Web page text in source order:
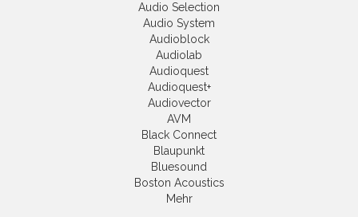
Audio Selection
Audio System
Audioblock
Audiolab
Audioquest
Audioquest+
Audiovector
AVM
Black Connect
Blaupunkt
Bluesound
Boston Acoustics
Mehr